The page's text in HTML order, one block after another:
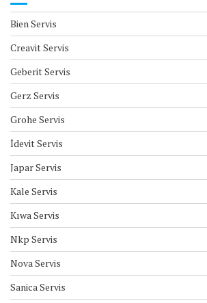
Bien Servis
Creavit Servis
Geberit Servis
Gerz Servis
Grohe Servis
İdevit Servis
Japar Servis
Kale Servis
Kıwa Servis
Nkp Servis
Nova Servis
Sanica Servis